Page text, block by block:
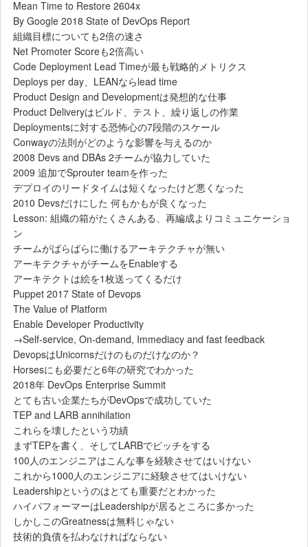
Mean Time to Restore 2604x
By Google 2018 State of DevOps Report
組織目標についても2倍の速さ
Net Promoter Scoreも2倍高い
Code Deployment Lead Timeが最も戦略的メトリクス
Deploys per day、LEANならlead time
Product Design and Developmentは発想的な仕事
Product Deliveryはビルド、テスト、繰り返しの作業
Deploymentsに対する恐怖心の7段階のスケール
Conwayの法則がどのような影響を与えるのか
2008 Devs and DBAs 2チームが協力していた
2009 追加でSprouter teamを作った
デプロイのリードタイムは短くなったけど悪くなった
2010 Devsだけにした 何もかもが良くなった
Lesson: 組織の箱がたくさんある、再編成よりコミュニケーショ
ン
チームがばらばらに働けるアーキテクチャが無い
アーキテクチャがチームをEnableする
アーキテクトは絵を1枚送ってくるだけ
Puppet 2017 State of Devops
The Value of Platform
Enable Developer Productivity
→Self-service, On-demand, Immediacy and fast feedback
DevopsはUnicornsだけのものだけなのか？
Horsesにも必要だと6年の研究でわかった
2018年 DevOps Enterprise Summit
とても古い企業たちがDevOpsで成功していた
TEP and LARB annihilation
これらを壊したという功績
まずTEPを書く、そしてLARBでピッチをする
100人のエンジニアはこんな事を経験させてはいけない
これから1000人のエンジニアに経験させてはいけない
Leadershipというのはとても重要だとわかった
ハイパフォーマーはLeadershipが居るところに多かった
しかしこのGreatnessは無料じゃない
技術的負債を払わなければならない